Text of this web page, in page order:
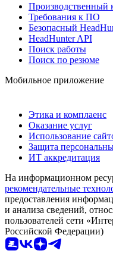
Производственный
Требования к ПО
Безопасный
HeadHunter API
Поиск работы
Поиск по резюме
Мобильное приложение
Этика и комплаенс
Оказание услуг
Использование
Защита
ИТ аккредитация
На информационном
рекомендательные
предоставления
и анализа сведений,
пользователей сети
Российской Федерации)